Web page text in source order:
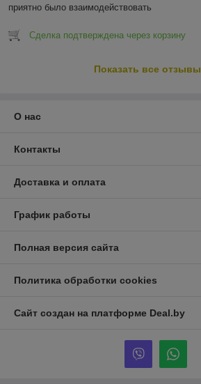
приятно было взаимодействовать
Сделка подтверждена через корзину
Показать все отзывы
О нас
Контакты
Доставка и оплата
График работы
Полная версия сайта
Политика обработки cookies
Сайт создан на платформе Deal.by